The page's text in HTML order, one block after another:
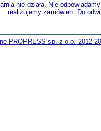
nie działa. Nie
realizujemy zamówien. Do
PROPRESS sp. z o.o. 2012-